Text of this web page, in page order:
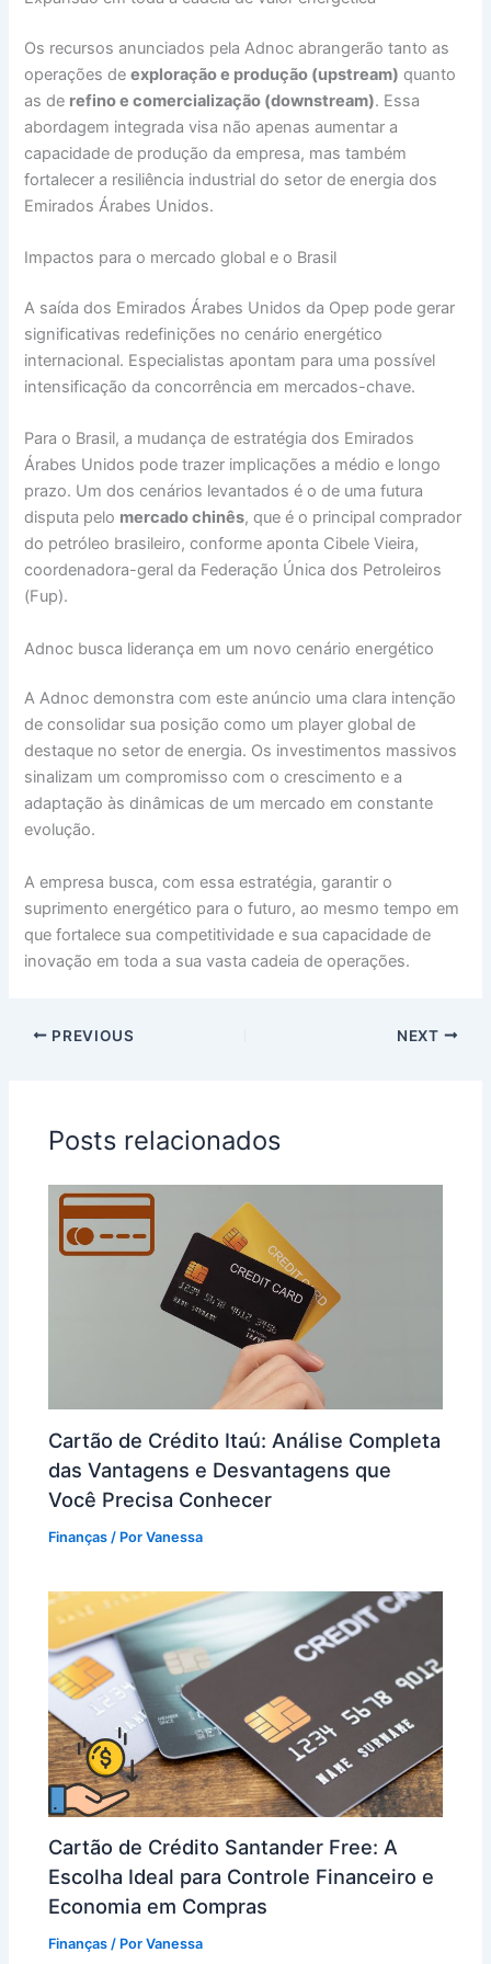
Os recursos anunciados pela Adnoc abrangerão tanto as
operações deexploração e produção (upstream) quanto
as de refino e comercialização (downstream). Essa
abordagem integrada visa não apenas aumentar a
capacidade de produção da empresa, mas também
fortalecer a resiliência industrial do setor de energia dos
Emirados Árabes Unidos.
Impactos para o mercado global e o Brasil
A saída dos Emirados Árabes Unidos da Opep pode gerar
significativas redefinições no cenário energético
internacional. Especialistas apontam para uma possível
intensificação da concorrência em mercados-chave.
Para o Brasil, a mudança de estratégia dos Emirados
Árabes Unidos pode trazer implicações a médio e longo
prazo. Um dos cenários levantados é o de uma futura
disputa pelo mercado chinês, que é o principal comprador
do petróleo brasileiro, conforme aponta Cibele Vieira,
coordenadora-geral da Federação Única dos Petroleiros
(Fup).
Adnoc busca liderança em um novo cenário energético
A Adnoc demonstra com este anúncio uma clara intenção
de consolidar sua posição como um player global de
destaque no setor de energia. Os investimentos massivos
sinalizam um compromisso com o crescimento e a
adaptação às dinâmicas de um mercado em constante
evolução.
A empresa busca, com essa estratégia, garantir o
suprimento energético para o futuro, ao mesmo tempo em
que fortalece sua competitividade e sua capacidade de
inovação em toda a sua vasta cadeia de operações.
PREVIOUS NEXT
Posts relacionados
Cartão de Crédito Itaú: Análise Completa
das Vantagens e Desvantagens que
Você Precisa Conhecer
Finanças / PorVanessa
Cartão de Crédito Santander Free: A
Escolha Ideal para Controle Financeiro e
Economia em Compras
Finanças / PorVanessa